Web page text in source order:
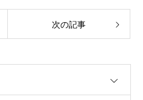
次の記事